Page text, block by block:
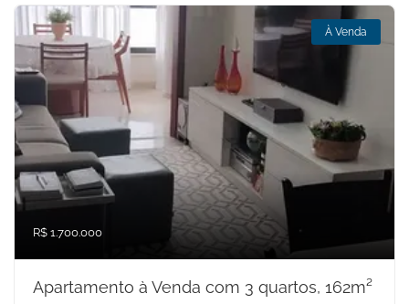
À Venda
R$ 1.700.000
Apartamento à Venda com 3 quartos, 162m²